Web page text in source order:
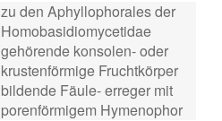
zu den Aphyllophorales der
Homobasidiomycetidae
gehörende konsolen- oder
krustenförmige Fruchtkörper
bildende Fäule- erreger mit
porenförmigem Hymenophor